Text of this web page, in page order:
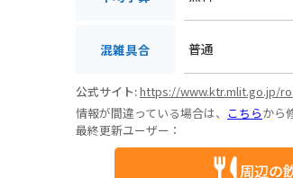
混雑具合 普通
公式サイト:https://www.ktr.mlit.go.jp/
情報が間違っている場合は、 こちらから
最終更新ユーザー：
周辺の